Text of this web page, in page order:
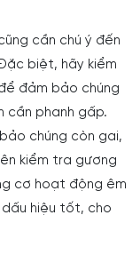
cần chú ý đến
biệt, hãy kiểm
đảm bảo chúng
cần phanh gấp.
chúng còn gai,
kiểm tra gương
cơ hoạt động êm
hiệu tốt, cho